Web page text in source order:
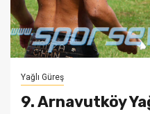
Yağlı Güreş
9. Arnavutköy